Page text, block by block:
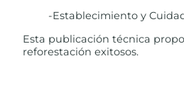
-Establecimiento y
Esta publicación técnica
reforestación exitosos.